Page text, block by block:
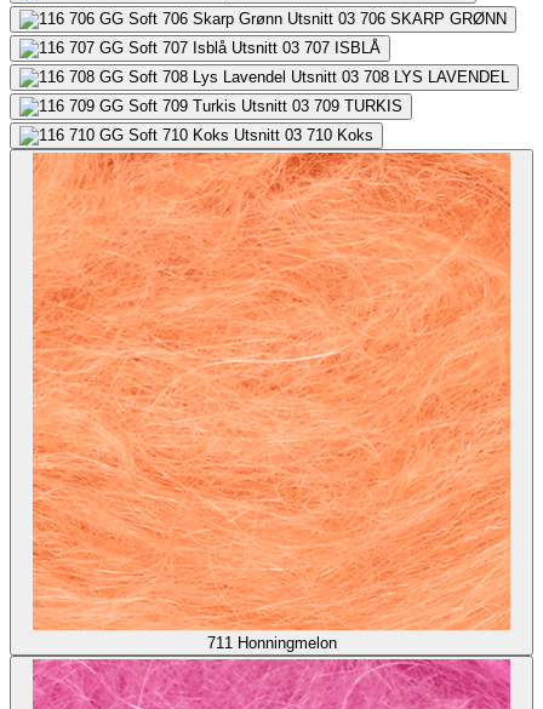
706 SKARP GRØNN
707 ISBLÅ
708 LYS LAVENDEL
709 TURKIS
710 Koks
711 Honningmelon